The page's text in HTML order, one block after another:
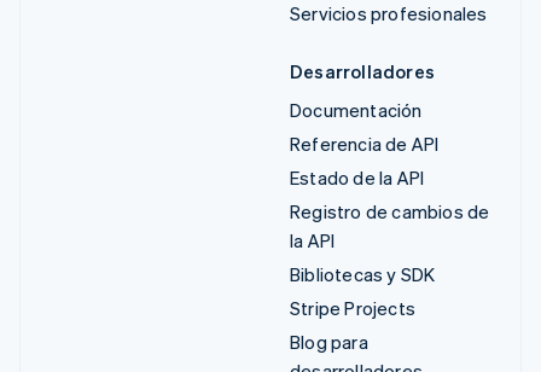
Servicios profesionales
Desarrolladores
Documentación
Referencia de API
Estado de la API
Registro de cambios de
la API
Bibliotecas y SDK
Stripe Projects
Blog para